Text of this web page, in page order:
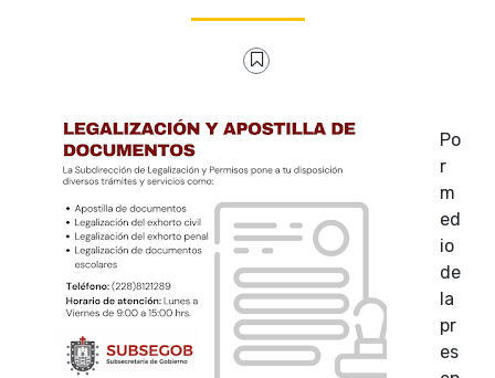
Po
r
m
ed
io
de
la
pr
es